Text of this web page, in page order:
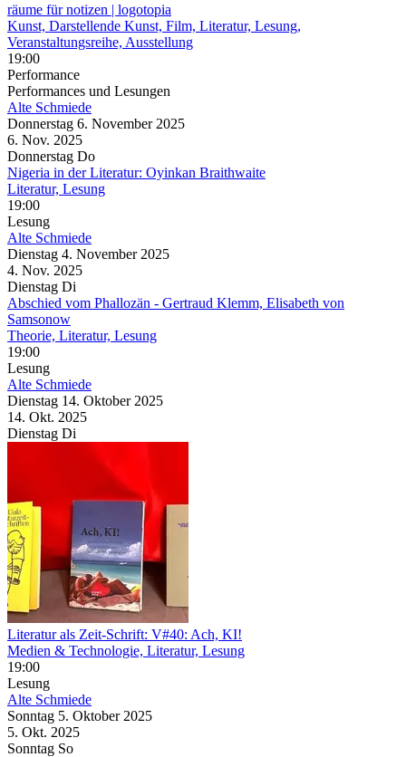
räume für notizen | logotopia
Kunst, Darstellende Kunst, Film, Literatur, Lesung,
Veranstaltungsreihe, Ausstellung
19:00
Performance
Performances und Lesungen
Alte Schmiede
Donnerstag 6. November 2025
6. Nov. 2025
Donnerstag Do
Nigeria in der Literatur: Oyinkan Braithwaite
Literatur, Lesung
19:00
Lesung
Alte Schmiede
Dienstag 4. November 2025
4. Nov. 2025
Dienstag Di
Abschied vom Phallozän - Gertraud Klemm, Elisabeth von
Samsonow
Theorie, Literatur, Lesung
19:00
Lesung
Alte Schmiede
Dienstag 14. Oktober 2025
14. Okt. 2025
Dienstag Di
Literatur als Zeit-Schrift: V#40: Ach, KI!
Medien & Technologie, Literatur, Lesung
19:00
Lesung
Alte Schmiede
Sonntag 5. Oktober 2025
5. Okt. 2025
Sonntag So